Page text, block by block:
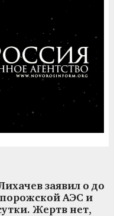
заявил о до
АЭС и
Жертв нет,